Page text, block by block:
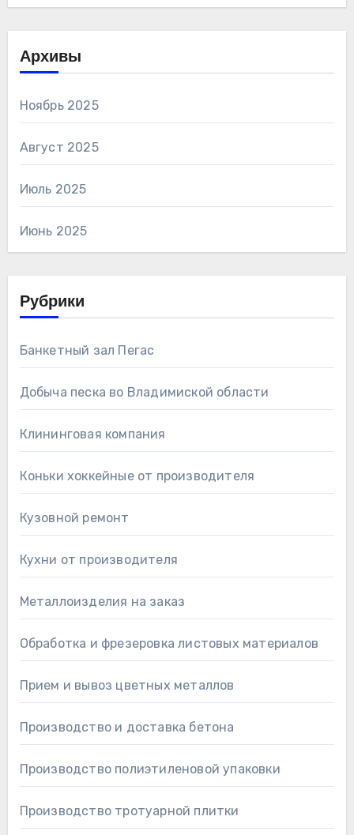
Архивы
Ноябрь 2025
Август 2025
Июль 2025
Июнь 2025
Рубрики
Банкетный зал Пегас
Добыча песка во Владимиской области
Клининговая компания
Коньки хоккейные от производителя
Кузовной ремонт
Кухни от производителя
Металлоизделия на заказ
Обработка и фрезеровка листовых материалов
Прием и вывоз цветных металлов
Производство и доставка бетона
Производство полиэтиленовой упаковки
Производство тротуарной плитки